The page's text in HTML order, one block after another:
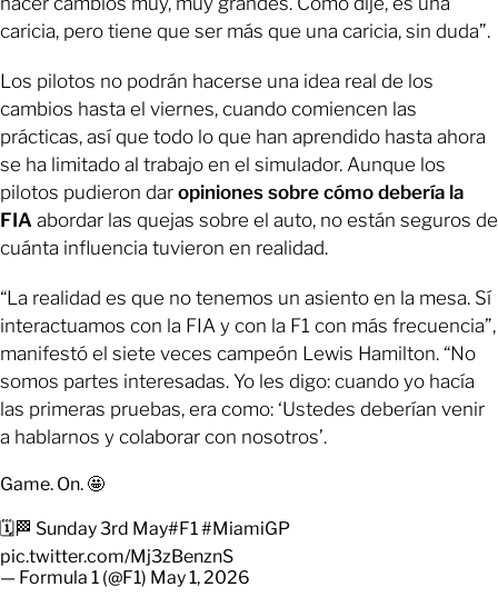
caricia, pero tiene que ser más que una caricia, sin duda”.
Los pilotos no podrán hacerse una idea real de los
cambios hasta el viernes, cuando comiencen las
prácticas, así que todo lo que han aprendido hasta ahora
se ha limitado al trabajo en el simulador. Aunque los
pilotos pudieron dar opiniones sobre cómo debería la
FIA abordar las quejas sobre el auto, no están seguros de
cuánta influencia tuvieron en realidad.
“La realidad es que no tenemos un asiento en la mesa. Sí
interactuamos con la FIA y con la F1 con más frecuencia”,
manifestó el siete veces campeón Lewis Hamilton. “No
somos partes interesadas. Yo les digo: cuando yo hacía
las primeras pruebas, era como: ‘Ustedes deberían venir
a hablarnos y colaborar con nosotros’.
Game. On. 🤩
🗓️🏁 Sunday 3rd May#F1#MiamiGP
pic.twitter.com/Mj3zBenznS
— Formula 1 (@F1) May 1, 2026